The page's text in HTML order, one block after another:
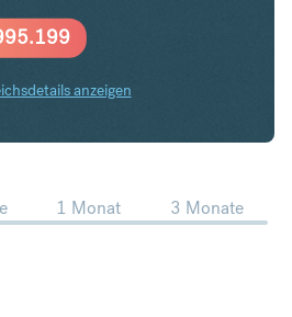
anzeigen
IDR Trends
1 Monat 3 Monate